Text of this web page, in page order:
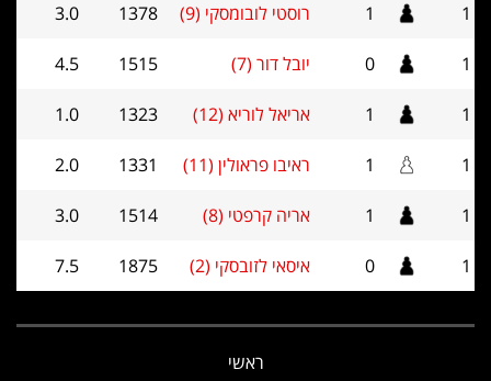
1
1 רוסטי לובומסקי (9) 1378
3.0
1
0 יובל דור (7) 1515
4.5
1
1 אריאל לוריא (12) 1323
1.0
1
1 ראיבו פראולין (11) 1331
2.0
1
1 אריה קרפטי (8) 1514
3.0
1
0 איסאי לזובסקי (2) 1875
7.5
ראשי